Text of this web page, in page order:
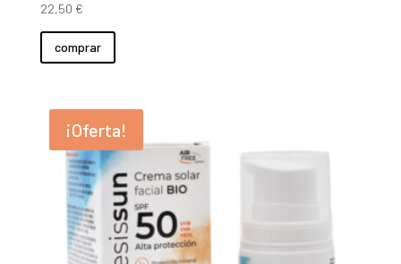
22,50 €
comprar
¡Oferta!